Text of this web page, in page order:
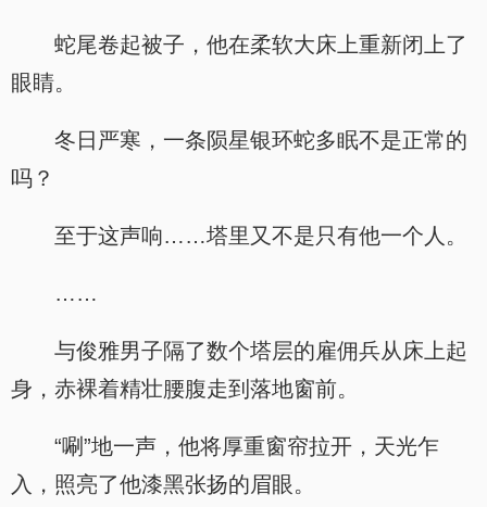
蛇尾卷起被子，他在柔软大床上重新闭上了
眼睛。
冬日严寒，一条陨星银环蛇多眠不是正常的
吗？
至于这声响……塔里又不是只有他一个人。
……
与俊雅男子隔了数个塔层的雇佣兵从床上起
身，赤裸着精壮腰腹走到落地窗前。
“唰”地一声，他将厚重窗帘拉开，天光乍
入，照亮了他漆黑张扬的眉眼。